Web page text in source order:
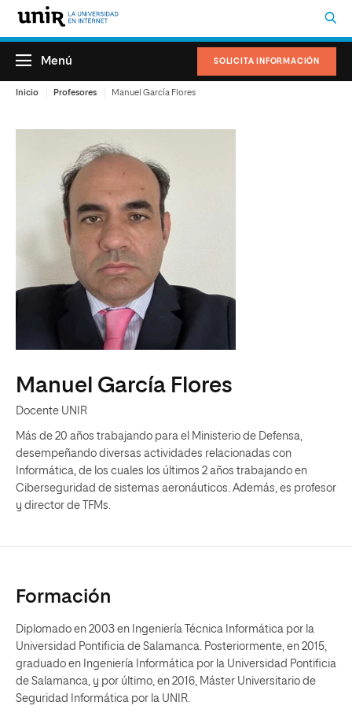
SOLICITA INFORMACIÓN
Menú
Inicio Profesores Manuel García Flores
Manuel García Flores
Docente UNIR
Más de 20 años trabajando para el Ministerio de Defensa,
desempeñando diversas actividades relacionadas con
Informática, de los cuales los últimos 2 años trabajando en
Ciberseguridad de sistemas aeronáuticos. Además, es profesor
y director de TFMs.
Formación
Diplomado en 2003 en Ingeniería Técnica Informática por la
Universidad Pontificia de Salamanca. Posteriormente, en 2015,
graduado en Ingeniería Informática por la Universidad Pontificia
de Salamanca, y por último, en 2016, Máster Universitario de
Seguridad Informática por la UNIR.